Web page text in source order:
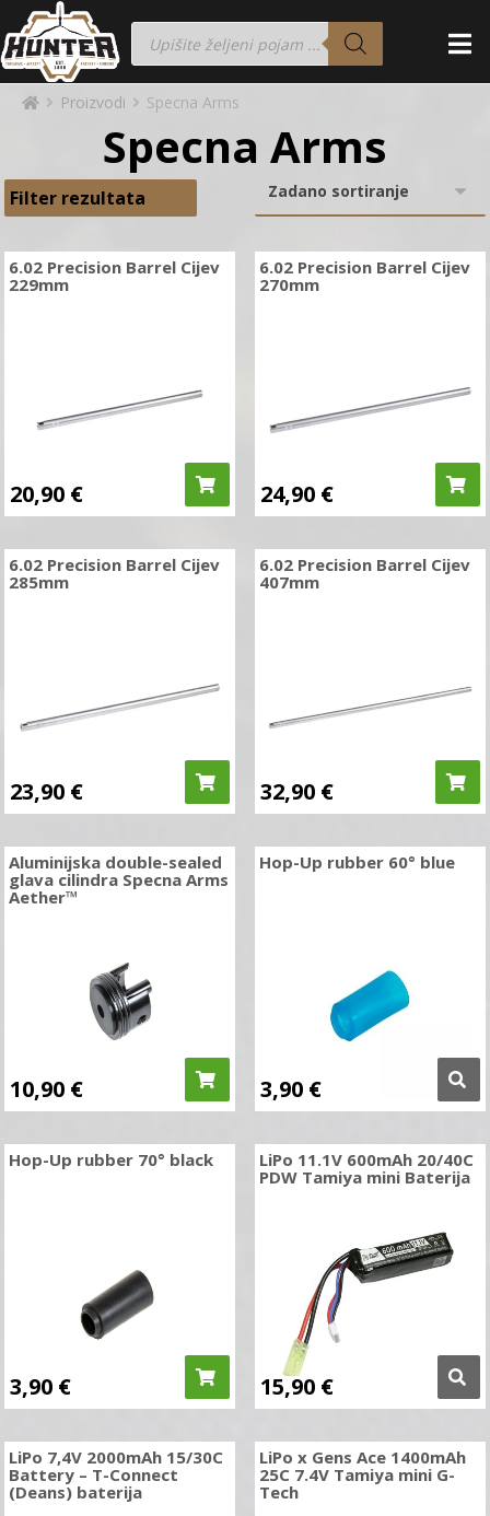
Proizvodi Specna Arms
Specna Arms
Filter rezultata
6.02 Precision Barrel Cijev
229mm
20,90 €
6.02 Precision Barrel Cijev
270mm
24,90 €
6.02 Precision Barrel Cijev
285mm
23,90 €
6.02 Precision Barrel Cijev
407mm
32,90 €
Aluminijska double-sealed
glava cilindra Specna Arms
Aether™
10,90 €
Hop-Up rubber 60° blue
3,90 €
Hop-Up rubber 70° black
3,90 €
LiPo 11.1V 600mAh 20/40C
PDW Tamiya mini Baterija
15,90 €
LiPo 7,4V 2000mAh 15/30C
Battery – T-Connect
(Deans) baterija
LiPo x Gens Ace 1400mAh
25C 7.4V Tamiya mini G-
Tech